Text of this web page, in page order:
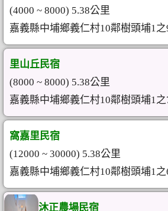
(4000 ~ 8000) 5.38公里
嘉義縣中埔鄉義仁村10鄰樹頭埔1
里山丘民宿
(8000 ~ 8000) 5.38公里
嘉義縣中埔鄉義仁村10鄰樹頭埔1
窩嘉里民宿
(12000 ~ 30000) 5.38公里
嘉義縣中埔鄉義仁村10鄰樹頭埔1
沐正農場民宿